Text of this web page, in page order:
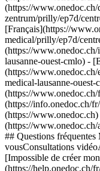
(https://www.onedoc.ch/
zentrum/prilly/ep7d/
[Français](https://
medical/prilly/ep7d/
(https://
lausanne-ouest-cmlo) -
(https://
medical-lausanne-ouest-
(https://
(https://info.onedoc.ch/
(https://
(https://www.onedoc.ch/
## Questions
vousConsultations
[Impossible de créer
(https://help.onedoc.ch/